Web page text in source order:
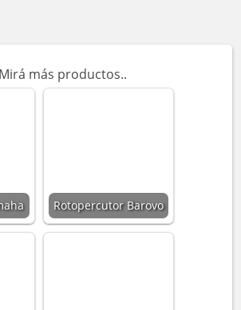
Mirá más productos..
Rotopercutor Barovo